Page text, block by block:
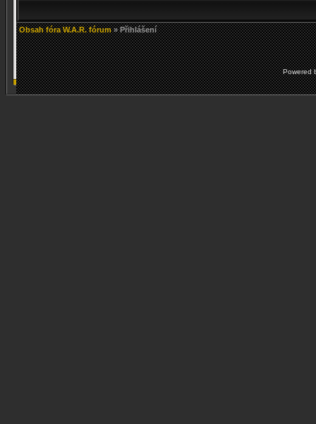
Obsah fóra W.A.R. fórum» Přihlášení
Powered